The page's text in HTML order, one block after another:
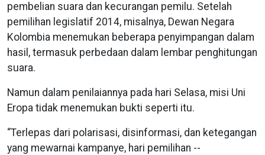
pembelian suara dan kecurangan pemilu. Setelah
pemilihan legislatif 2014, misalnya, Dewan Negara
Kolombia menemukan beberapa penyimpangan dalam
hasil, termasuk perbedaan dalam lembar penghitungan
suara.
Namun dalam penilaiannya pada hari Selasa, misi Uni
Eropa tidak menemukan bukti seperti itu.
“Terlepas dari polarisasi, disinformasi, dan ketegangan
yang mewarnai kampanye, hari pemilihan --